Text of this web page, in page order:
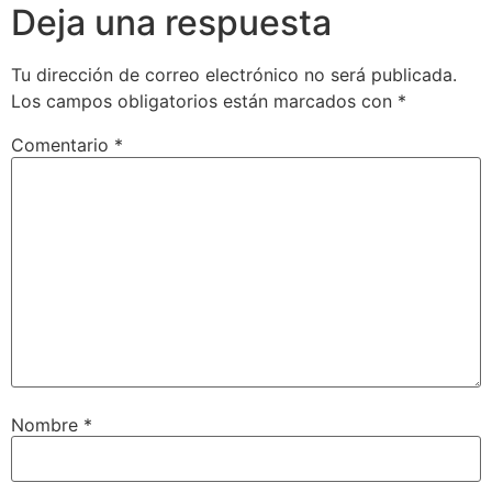
Deja una respuesta
Tu dirección de correo electrónico no será publicada.
Los campos obligatorios están marcados con *
Comentario *
Nombre *